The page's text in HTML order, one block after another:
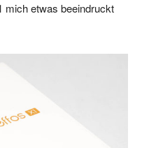
mich etwas beeindruckt